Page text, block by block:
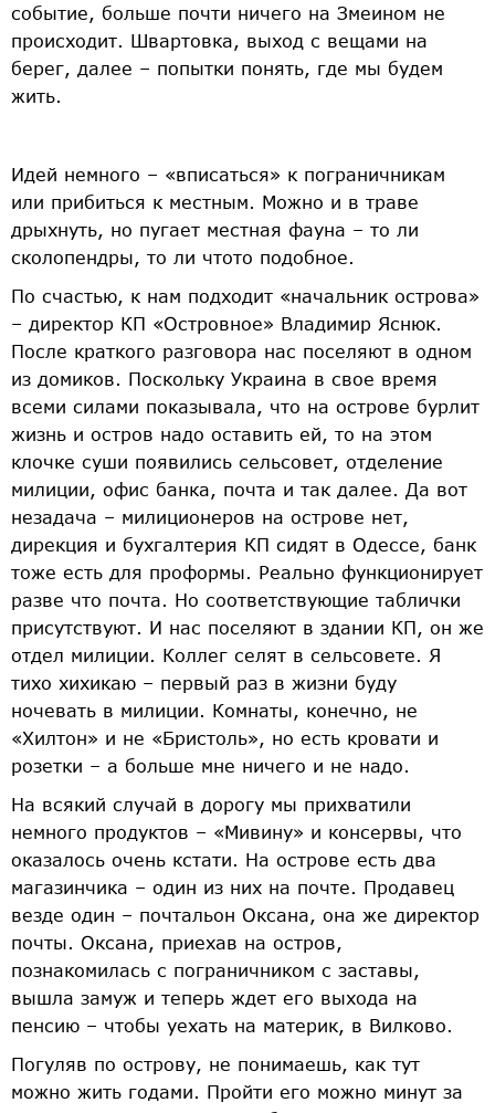
событие, больше почти ничего на Змеином не
происходит. Швартовка, выход с вещами на
берег, далее – попытки понять, где мы будем
жить.
Идей немного – «вписаться» к пограничникам
или прибиться к местным. Можно и в траве
дрыхнуть, но пугает местная фауна – то ли
сколопендры, то ли что­то подобное.
По счастью, к нам подходит «начальник острова»
– директор КП «Островное» Владимир Яснюк.
После краткого разговора нас поселяют в одном
из домиков. Поскольку Украина в свое время
всеми силами показывала, что на острове бурлит
жизнь и остров надо оставить ей, то на этом
клочке суши появились сельсовет, отделение
милиции, офис банка, почта и так далее. Да вот
незадача – милиционеров на острове нет,
дирекция и бухгалтерия КП сидят в Одессе, банк
тоже есть для проформы. Реально функционирует
разве что почта. Но соответствующие таблички
присутствуют. И нас поселяют в здании КП, он же
отдел милиции. Коллег селят в сельсовете. Я
тихо хихикаю – первый раз в жизни буду
ночевать в милиции. Комнаты, конечно, не
«Хилтон» и не «Бристоль», но есть кровати и
розетки – а больше мне ничего и не надо.
На всякий случай в дорогу мы прихватили
немного продуктов – «Мивину» и консервы, что
оказалось очень кстати. На острове есть два
магазинчика – один из них на почте. Продавец
везде один – почтальон Оксана, она же директор
почты. Оксана, приехав на остров,
познакомилась с пограничником с заставы,
вышла замуж и теперь ждет его выхода на
пенсию – чтобы уехать на материк, в Вилково.
Погуляв по острову, не понимаешь, как тут
можно жить годами. Пройти его можно минут за